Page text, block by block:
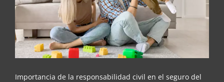
seguro del hogar
Importancia de la responsabilidad civil en el seguro del